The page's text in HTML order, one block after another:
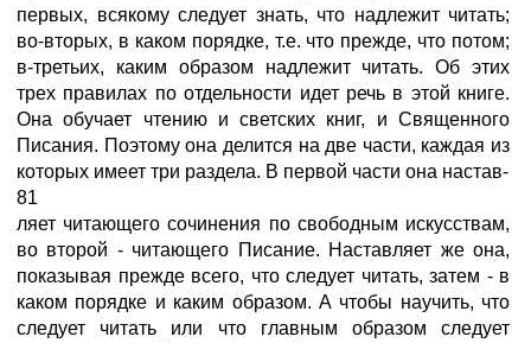
первых, всякому следует знать, что надлежит читать;
во-вторых, в каком порядке, т.е. что прежде, что потом;
в-третьих, каким образом надлежит читать. Об этих
трех правилах по отдельности идет речь в этой книге.
Она обучает чтению и светских книг, и Священного
Писания. Поэтому она делится на две части, каждая из
которых имеет три раздела. В первой части она настав-
81
ляет читающего сочинения по свободным искусствам,
во второй - читающего Писание. Наставляет же она,
показывая прежде всего, что следует читать, затем - в
каком порядке и каким образом. А чтобы научить, что
следует читать или что главным образом следует